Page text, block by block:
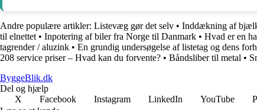
Andre populære artikler: Listevæg gør det selv • Inddækning af
til elnettet • Inpotering af biler fra Norge til Danmark • Hvad er en
tagrender / aluzink • En grundig undersøgelse af listetag og dens
208 service priser – Hvad kan du forvente? • Båndsliber til metal •
ByggeBlik.dk
Del og hjælp
X
Facebook Instagram LinkedIn YouTube